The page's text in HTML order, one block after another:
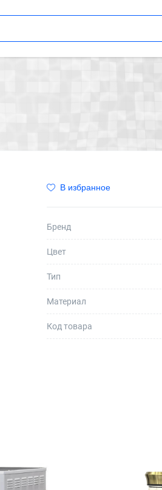
В избранное
Бренд
Цвет
Тип
Материал
Код товара